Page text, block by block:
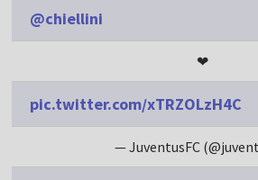
@chiellini
❤
pic.twitter.com/xTRZOLzH4C
— JuventusFC